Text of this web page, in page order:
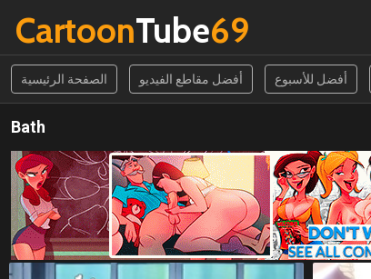
CartoonTube69
الصفحة الرئيسية أفضل مقاطع الفيديو أفضل للأسبوع
Bath